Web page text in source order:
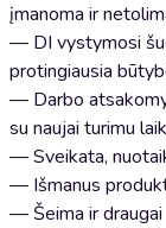
įmanoma ir
— DI vystymosi
protingiausia
— Darbo
su naujai turimu
— Sveikata,
— Išmanus
— Šeima ir draugai